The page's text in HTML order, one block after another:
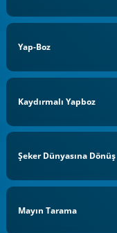
Yap-Boz
Kaydırmalı Yapboz
Şeker Dünyasına Dönüş
Mayın Tarama